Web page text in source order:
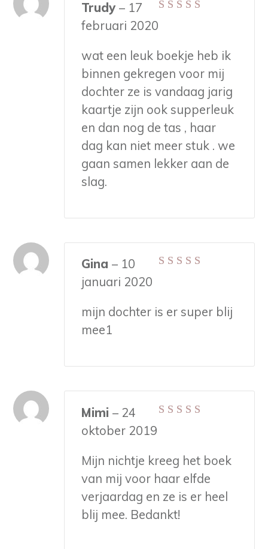
Trudy– 17
februari 2020
wat een leuk boekje heb ik
binnen gekregen voor mij
dochter ze is vandaag jarig
kaartje zijn ook supperleuk
en dan nog de tas , haar
dag kan niet meer stuk . we
gaan samen lekker aan de
slag.
Gina– 10
januari 2020
mijn dochter is er super blij
mee1
Mimi– 24
oktober 2019
Mijn nichtje kreeg het boek
van mij voor haar elfde
verjaardag en ze is er heel
blij mee. Bedankt!